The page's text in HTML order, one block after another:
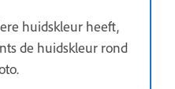
huidskleur heeft,
de huidskleur rond